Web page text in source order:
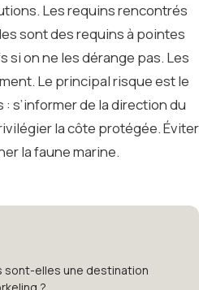
Les requins rencontrés
sont des requins à pointes
on ne les dérange pas. Les
Le principal risque est le
s’informer de la direction du
la côte protégée. Éviter
la faune marine.
sont-elles une destination